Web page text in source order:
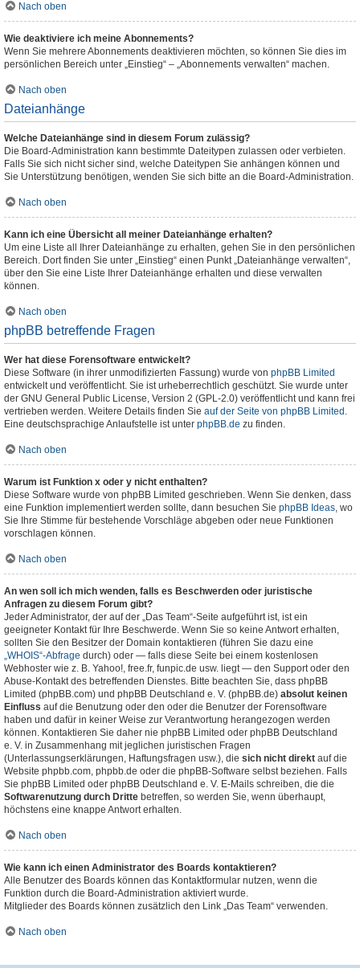
Nach oben
Wie deaktiviere ich meine Abonnements?
Wenn Sie mehrere Abonnements deaktivieren möchten, so können Sie dies im
persönlichen Bereich unter „Einstieg“ – „Abonnements verwalten“ machen.
Nach oben
Dateianhänge
Welche Dateianhänge sind in diesem Forum zulässig?
Die Board-Administration kann bestimmte Dateitypen zulassen oder verbieten.
Falls Sie sich nicht sicher sind, welche Dateitypen Sie anhängen können und
Sie Unterstützung benötigen, wenden Sie sich bitte an die Board-Administration.
Nach oben
Kann ich eine Übersicht all meiner Dateianhänge erhalten?
Um eine Liste all Ihrer Dateianhänge zu erhalten, gehen Sie in den persönlichen
Bereich. Dort finden Sie unter „Einstieg“ einen Punkt „Dateianhänge verwalten“,
über den Sie eine Liste Ihrer Dateianhänge erhalten und diese verwalten
können.
Nach oben
phpBB betreffende Fragen
Wer hat diese Forensoftware entwickelt?
Diese Software (in ihrer unmodifizierten Fassung) wurde von phpBB Limited
entwickelt und veröffentlicht. Sie ist urheberrechtlich geschützt. Sie wurde unter
der GNU General Public License, Version 2 (GPL-2.0) veröffentlicht und kann frei
vertrieben werden. Weitere Details finden Sie auf der Seite von phpBB Limited .
Eine deutschsprachige Anlaufstelle ist unter phpBB.de zu finden.
Nach oben
Warum ist Funktion x oder y nicht enthalten?
Diese Software wurde von phpBB Limited geschrieben. Wenn Sie denken, dass
eine Funktion implementiert werden sollte, dann besuchen Sie phpBB Ideas, wo
Sie Ihre Stimme für bestehende Vorschläge abgeben oder neue Funktionen
vorschlagen können.
Nach oben
An wen soll ich mich wenden, falls es Beschwerden oder juristische
Anfragen zu diesem Forum gibt?
Jeder Administrator, der auf der „Das Team“-Seite aufgeführt ist, ist ein
geeigneter Kontakt für Ihre Beschwerde. Wenn Sie so keine Antwort erhalten,
sollten Sie den Besitzer der Domain kontaktieren (führen Sie dazu eine
„WHOIS“-Abfrage durch) oder — falls diese Seite bei einem kostenlosen
Webhoster wie z. B. Yahoo!, free.fr, funpic.de usw. liegt — den Support oder den
Abuse-Kontakt des betreffenden Dienstes. Bitte beachten Sie, dass phpBB
Limited (phpBB.com) und phpBB Deutschland e. V. (phpBB.de) absolut keinen
Einfluss auf die Benutzung oder den oder die Benutzer der Forensoftware
haben und dafür in keiner Weise zur Verantwortung herangezogen werden
können. Kontaktieren Sie daher nie phpBB Limited oder phpBB Deutschland
e. V. in Zusammenhang mit jeglichen juristischen Fragen
(Unterlassungserklärungen, Haftungsfragen usw.), die sich nicht direkt auf die
Website phpbb.com, phpbb.de oder die phpBB-Software selbst beziehen. Falls
Sie phpBB Limited oder phpBB Deutschland e. V. E-Mails schreiben, die die
Softwarenutzung durch Dritte betreffen, so werden Sie, wenn überhaupt,
höchstens eine knappe Antwort erhalten.
Nach oben
Wie kann ich einen Administrator des Boards kontaktieren?
Alle Benutzer des Boards können das Kontaktformular nutzen, wenn die
Funktion durch die Board-Administration aktiviert wurde.
Mitglieder des Boards können zusätzlich den Link „Das Team“ verwenden.
Nach oben